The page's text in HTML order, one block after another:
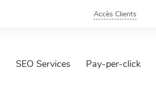
Accès Clients
SEO Services Pay-per-click